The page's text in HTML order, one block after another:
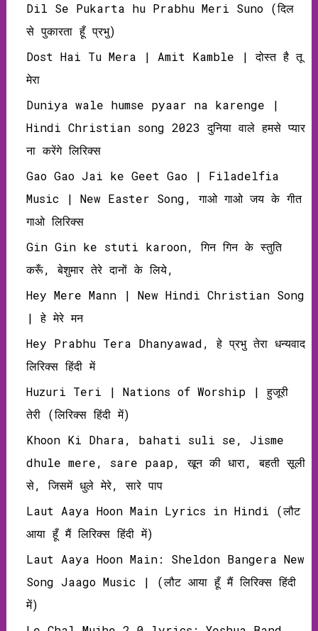
Dil Se Pukarta hu Prabhu Meri Suno (दिल
से पुकारता हूँ प्रभु)
Dost Hai Tu Mera | Amit Kamble | दोस्‍त है तू
मेरा
Duniya wale humse pyaar na karenge |
Hindi Christian song 2023 दुनिया वाले हमसे प्यार
ना करेंगे लिरिक्स
Gao Gao Jai ke Geet Gao | Filadelfia
Music | New Easter Song, गाओ गाओ जय के गीत
गाओ लिरिक्‍स
Gin Gin ke stuti karoon, गिन गिन के स्तुति
करूँ, बेशुमार तेरे दानों के लिये,
Hey Mere Mann | New Hindi Christian Song
| हे मेरे मन
Hey Prabhu Tera Dhanyawad, हे प्रभु तेरा धन्‍यवाद
लिरिक्‍स हिंदी में
Huzuri Teri | Nations of Worship | हुजूरी
तेरी (लिरिक्‍स हिंदी में)
Khoon Ki Dhara, bahati suli se, Jisme
dhule mere, sare paap, खून की धारा, बहती सूली
से, जिसमें धुले मेरे, सारे पाप
Laut Aaya Hoon Main Lyrics in Hindi (लौट
आया हूँ मैं लिरिक्‍स हिंदी में)
Laut Aaya Hoon Main: Sheldon Bangera New
Song Jaago Music | (लौट आया हूँ मैं लिरिक्‍स हिंदी
में)